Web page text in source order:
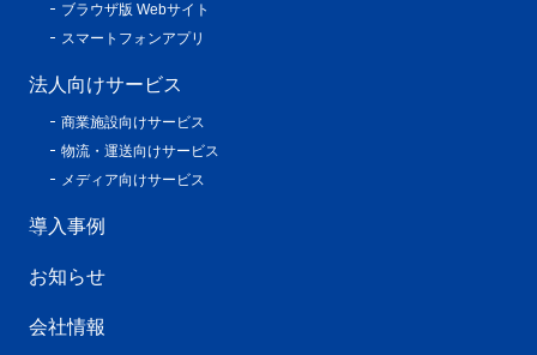
ブラウザ版 Webサイト
スマートフォンアプリ
法人向けサービス
商業施設向けサービス
物流・運送向けサービス
メディア向けサービス
導入事例
お知らせ
会社情報